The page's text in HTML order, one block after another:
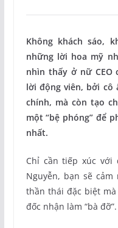
Không khách sáo,
những lời hoa mỹ
nhìn thấy ở nữ CEO
lời động viên, bởi cô
chính, mà còn tạo
một “bệ phóng” để
nhất.
Chỉ cần tiếp xúc với
Nguyễn, bạn sẽ
thần thái đặc biệt
đốc nhận làm “bà đỡ”.